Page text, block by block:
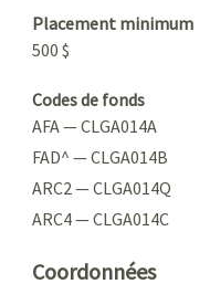
Placement minimum
500 $
Codes de fonds
AFA — CLGA014A
FAD^ — CLGA014B
ARC2 — CLGA014Q
ARC4 — CLGA014C
Coordonnées